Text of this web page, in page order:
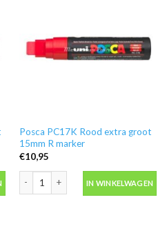
Posca PC17K Rood extra groot
15mm R marker
€10,95
IN WINKELWAGEN